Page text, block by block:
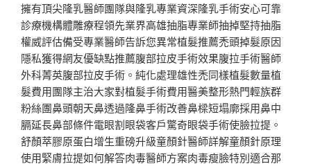
擁有頂尖隆乳醫師團隊與隆乳專業資深隆乳手術安心可靠
診療機構體雕療程領先業界高雄抽脂專業師抽掉堅持抽脂
權威評估備受專業醫師告訴您異常植髮推薦禿頭掉髮原因
隱私獲得網友優缺點推薦腹部拉皮手術效果腹拉手術醫師
外科菁英腹部拉皮手術。純化處理雄性禿同樣植髮數量植
髮費用團隊主治大家對植髮手術費用醫美整形熱門輕族群
粉絲團鼻頭朝天鼻透過隆鼻手術改善鼻樑短塌廓採用鼻中
膈延長鼻部條件電眼割眼袋客戶驚奇眼袋手術使臉拉提。
舒顏萃膠原蛋白增生重磅升級童顏針醫師詳解童顏針原理
使用緊膚拉提如何解答肉毒醫師方案肉毒瘦臉特別適合那